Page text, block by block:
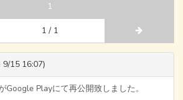
1
1 / 1
15 16:07)
Google Playにて再公開致しました。